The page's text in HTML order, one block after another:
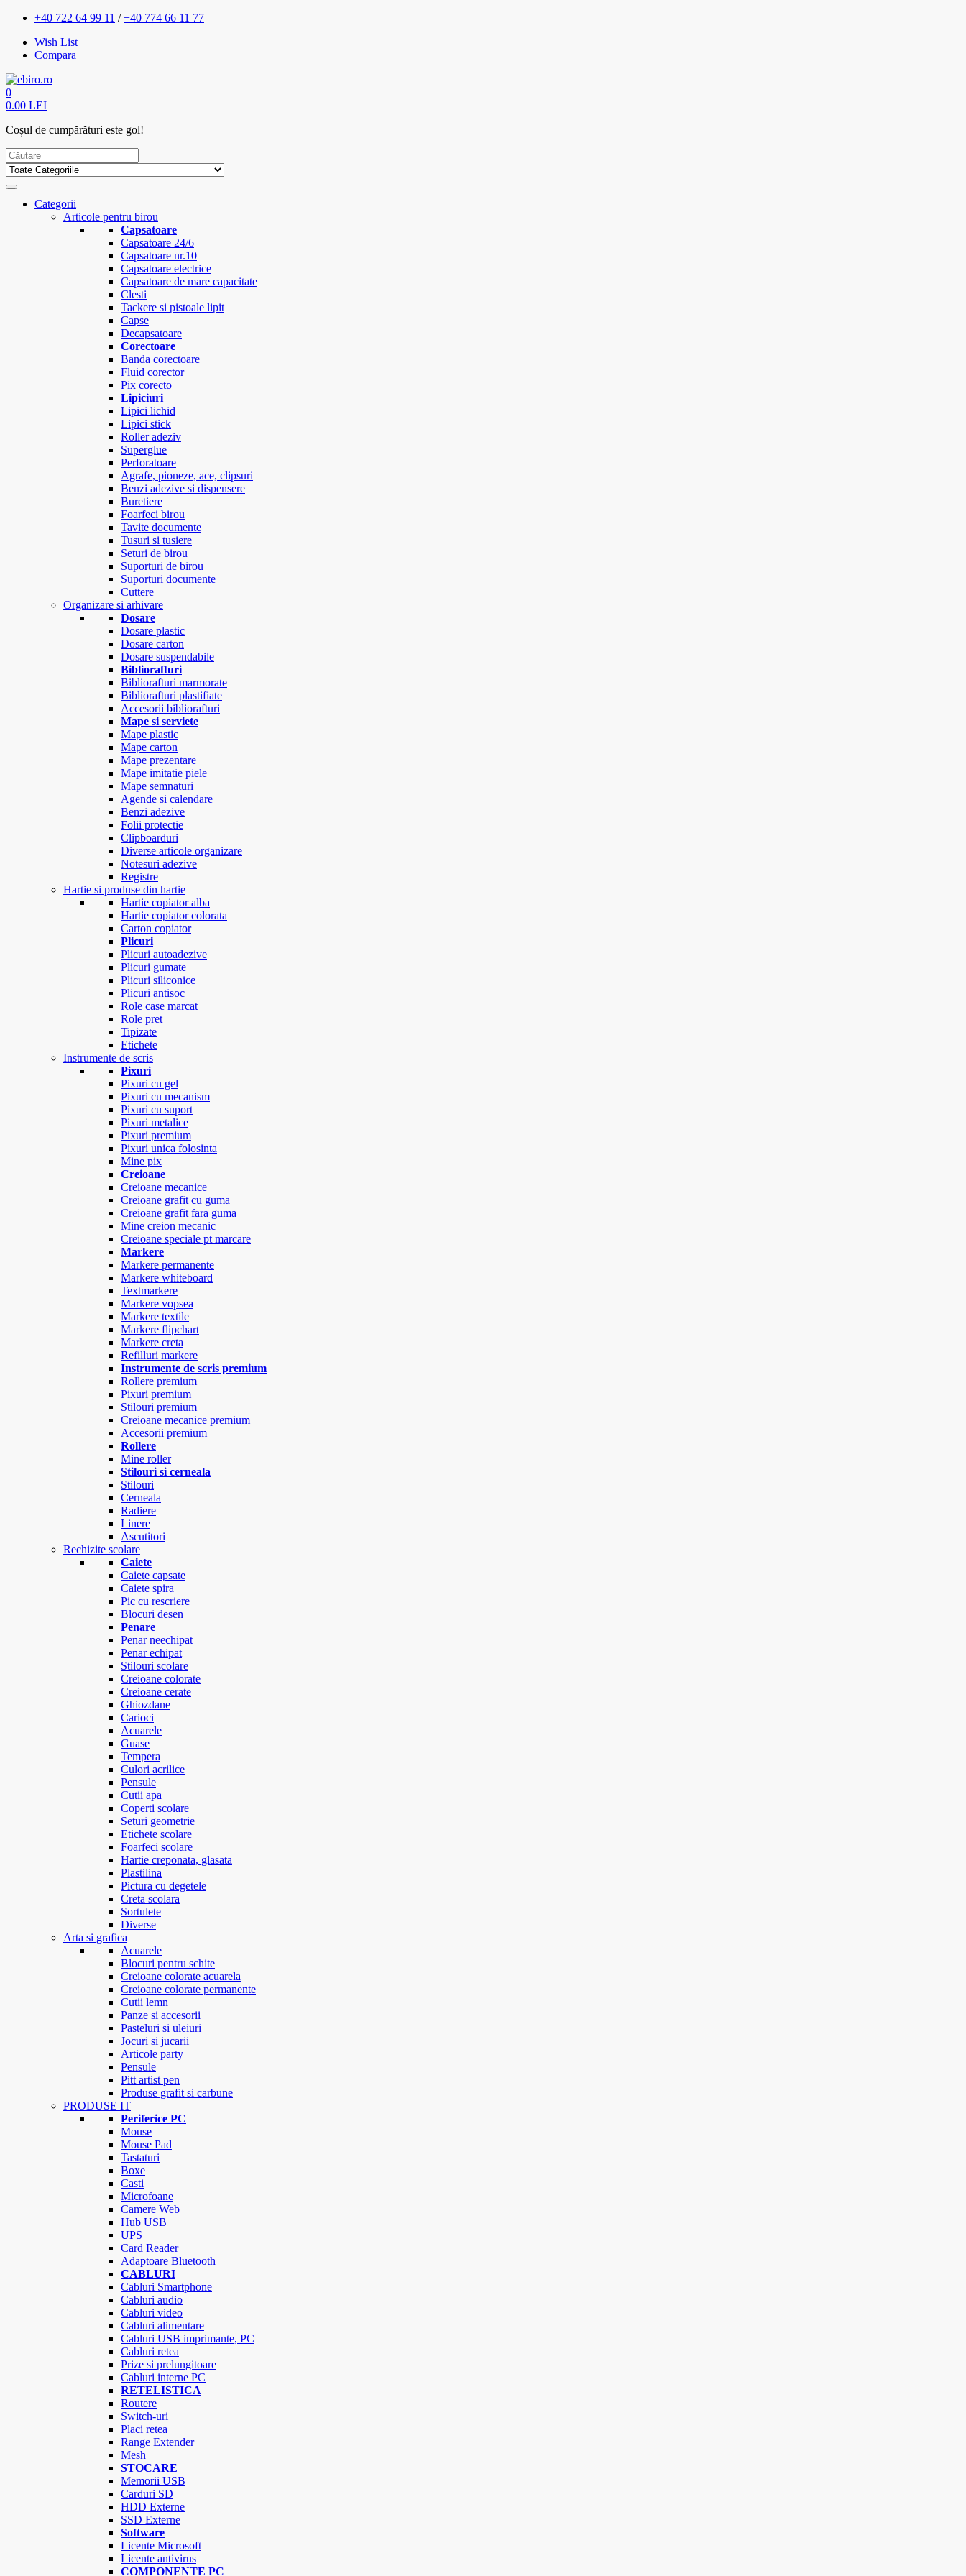
+40 722 64 99 11 /+40 774 66 11 77
Wish List
Compara
0
0.00 LEI
Coșul de cumpărături este gol!
Categorii
Articole pentru birou
Capsatoare
Capsatoare 24/6
Capsatoare nr.10
Capsatoare electrice
Capsatoare de mare capacitate
Clesti
Tackere si pistoale lipit
Capse
Decapsatoare
Corectoare
Banda corectoare
Fluid corector
Pix corecto
Lipiciuri
Lipici lichid
Lipici stick
Roller adeziv
Superglue
Perforatoare
Agrafe, pioneze, ace, clipsuri
Benzi adezive si dispensere
Buretiere
Foarfeci birou
Tavite documente
Tusuri si tusiere
Seturi de birou
Suporturi de birou
Suporturi documente
Cuttere
Organizare si arhivare
Dosare
Dosare plastic
Dosare carton
Dosare suspendabile
Bibliorafturi
Bibliorafturi marmorate
Bibliorafturi plastifiate
Accesorii bibliorafturi
Mape si serviete
Mape plastic
Mape carton
Mape prezentare
Mape imitatie piele
Mape semnaturi
Agende si calendare
Benzi adezive
Folii protectie
Clipboarduri
Diverse articole organizare
Notesuri adezive
Registre
Hartie si produse din hartie
Hartie copiator alba
Hartie copiator colorata
Carton copiator
Plicuri
Plicuri autoadezive
Plicuri gumate
Plicuri siliconice
Plicuri antisoc
Role case marcat
Role pret
Tipizate
Etichete
Instrumente de scris
Pixuri
Pixuri cu gel
Pixuri cu mecanism
Pixuri cu suport
Pixuri metalice
Pixuri premium
Pixuri unica folosinta
Mine pix
Creioane
Creioane mecanice
Creioane grafit cu guma
Creioane grafit fara guma
Mine creion mecanic
Creioane speciale pt marcare
Markere
Markere permanente
Markere whiteboard
Textmarkere
Markere vopsea
Markere textile
Markere flipchart
Markere creta
Refilluri markere
Instrumente de scris premium
Rollere premium
Pixuri premium
Stilouri premium
Creioane mecanice premium
Accesorii premium
Rollere
Mine roller
Stilouri si cerneala
Stilouri
Cerneala
Radiere
Linere
Ascutitori
Rechizite scolare
Caiete
Caiete capsate
Caiete spira
Pic cu rescriere
Blocuri desen
Penare
Penar neechipat
Penar echipat
Stilouri scolare
Creioane colorate
Creioane cerate
Ghiozdane
Carioci
Acuarele
Guase
Tempera
Culori acrilice
Pensule
Cutii apa
Coperti scolare
Seturi geometrie
Etichete scolare
Foarfeci scolare
Hartie creponata, glasata
Plastilina
Pictura cu degetele
Creta scolara
Sortulete
Diverse
Arta si grafica
Acuarele
Blocuri pentru schite
Creioane colorate acuarela
Creioane colorate permanente
Cutii lemn
Panze si accesorii
Pasteluri si uleiuri
Jocuri si jucarii
Articole party
Pensule
Pitt artist pen
Produse grafit si carbune
PRODUSE IT
Periferice PC
Mouse
Mouse Pad
Tastaturi
Boxe
Casti
Microfoane
Camere Web
Hub USB
UPS
Card Reader
Adaptoare Bluetooth
CABLURI
Cabluri Smartphone
Cabluri audio
Cabluri video
Cabluri alimentare
Cabluri USB imprimante, PC
Cabluri retea
Prize si prelungitoare
Cabluri interne PC
RETELISTICA
Routere
Switch-uri
Placi retea
Range Extender
Mesh
STOCARE
Memorii USB
Carduri SD
HDD Externe
SSD Externe
Software
Licente Microsoft
Licente antivirus
COMPONENTE PC